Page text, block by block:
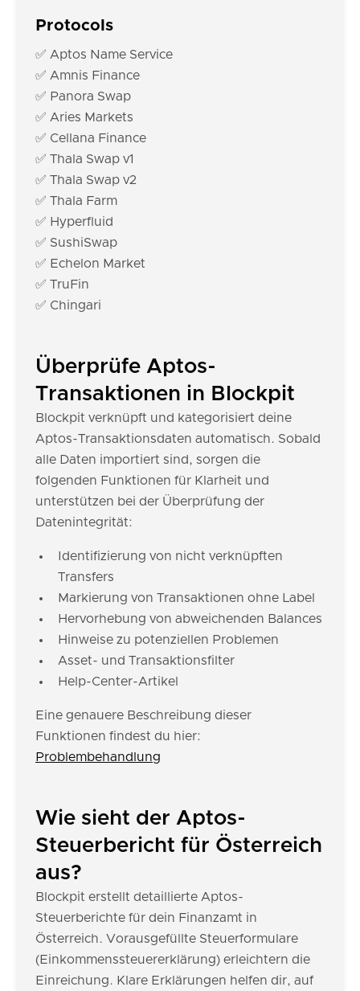
Protocols
✅ Aptos Name Service
✅ Amnis Finance
✅ Panora Swap
✅ Aries Markets
✅ Cellana Finance
✅ Thala Swap v1
✅ Thala Swap v2
✅ Thala Farm
✅ Hyperfluid
✅ SushiSwap
✅ Echelon Market
✅ TruFin
✅ Chingari
Überprüfe Aptos-
Transaktionen in Blockpit
Blockpit verknüpft und kategorisiert deine
Aptos-Transaktionsdaten automatisch. Sobald
alle Daten importiert sind, sorgen die
folgenden Funktionen für Klarheit und
unterstützen bei der Überprüfung der
Datenintegrität:
Identifizierung von nicht verknüpften
Transfers
Markierung von Transaktionen ohne Label
Hervorhebung von abweichenden Balances
Hinweise zu potenziellen Problemen
Asset- und Transaktionsfilter
Help-Center-Artikel
Eine genauere Beschreibung dieser
Funktionen findest du hier:
Problembehandlung
Wie sieht der Aptos-
Steuerbericht für Österreich
aus?
Blockpit erstellt detaillierte Aptos-
Steuerberichte für dein Finanzamt in
Österreich. Vorausgefüllte Steuerformulare
(Einkommenssteuererklärung) erleichtern die
Einreichung. Klare Erklärungen helfen dir, auf